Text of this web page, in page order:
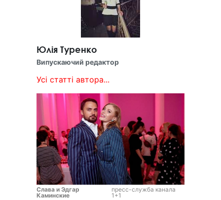
Юлія Туренко
Випускаючий редактор
Усі статті автора...
Слава и Эдгар
Каминские
пресс-служба канала
1+1